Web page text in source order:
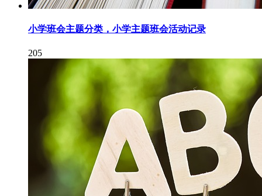
小学班会主题分类，小学主题班会活动记录
205